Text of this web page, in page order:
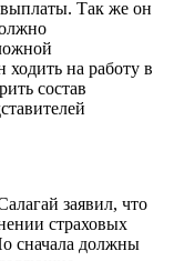
Так же он
на работу в
состав
заявил, что
страховых
сначала должны